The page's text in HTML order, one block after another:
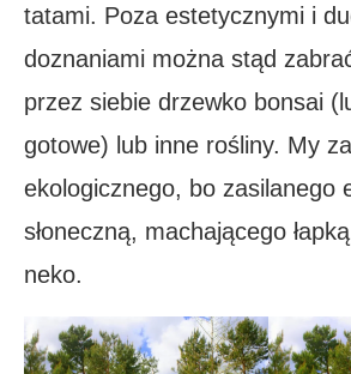
tatami. Poza estetycznymi i
doznaniami można stąd
przez siebie drzewko bonsai
gotowe) lub inne rośliny. My
ekologicznego, bo zasilanego
słoneczną, machającego
neko.